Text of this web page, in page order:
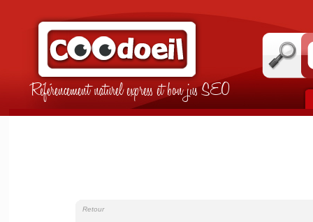
Référencement naturel express et bon jus SEO
Retour